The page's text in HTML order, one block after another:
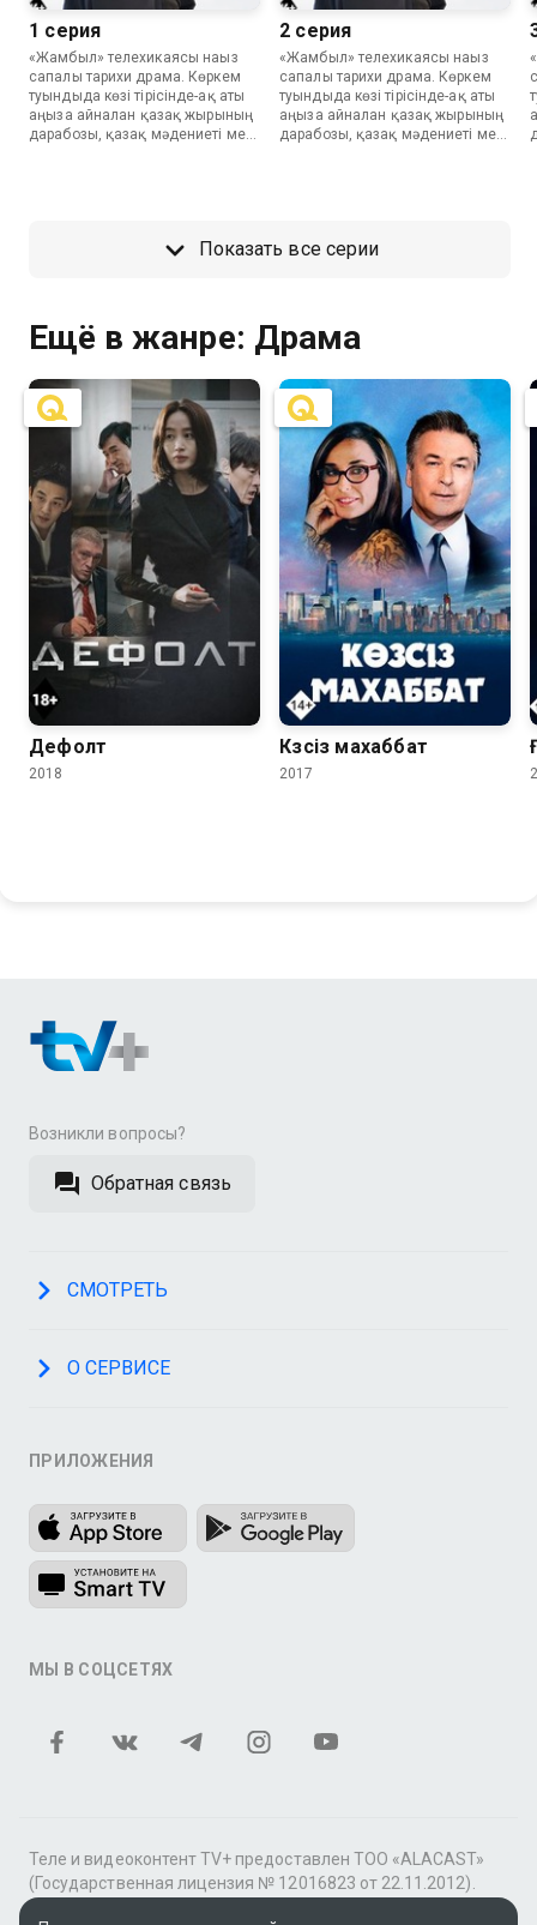
1 серия
«Жамбыл» телехикаясы нағыз
сапалы тарихи драма. Көркем
туындыда көзі тірісінде-ақ аты
аңызға айналған қазақ жырының
дарабозы, қазақ мәдениеті мен
2 серия
«Жамбыл» телехикаясы нағыз
сапалы тарихи драма. Көркем
туындыда көзі тірісінде-ақ аты
аңызға айналған қазақ жырының
дарабозы, қазақ мәдениеті мен
өнері суреттелген.
Показать все серии
Ещё в жанре: Драма
7.2 6.7
Дефолт
2018
5.8
Көзсіз махаббат
2017
Возникли вопросы?
Обратная связь
СМОТРЕТЬ
О СЕРВИСЕ
ПРИЛОЖЕНИЯ
МЫ В СОЦСЕТЯХ
Теле и видеоконтент TV+ предоставлен ТОО «ALACAST»
(Государственная лицензия № 12016823 от 22.11.2012).
В рамках услуги «Видео по подписке» для «Пакета